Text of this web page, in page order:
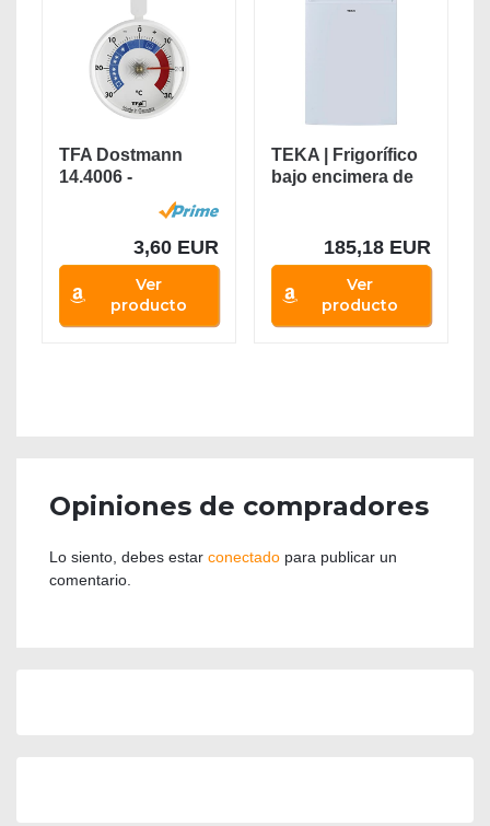
TFA Dostmann
14.4006 -
3,60 EUR
Ver
producto
TEKA | Frigorífico
bajo encimera de
185,18 EUR
Ver
producto
Opiniones de compradores
Lo siento, debes estar conectado para publicar un
comentario.